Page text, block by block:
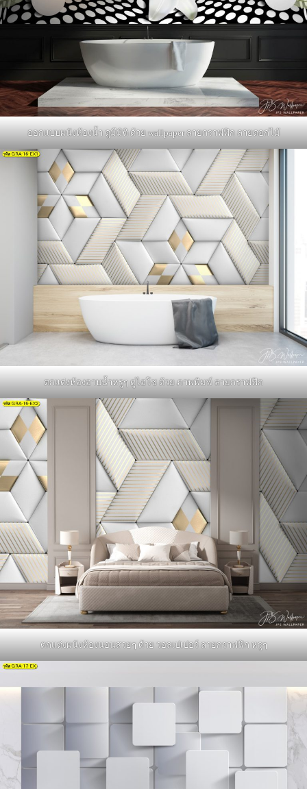
ออกแบบผนังห้องน้ำ ดูมีมิติ ด้วย wallpaper ลายกราฟฟิก ลายดอกไม้
ตกแต่งห้องอาบน้ำหรูๆ ดูไฮโซ ด้วย ภาพพิมพ์ ลายกราฟฟิก
ตกแต่งผนังห้องนอนสวยๆ ด้วย วอลเปเปอร์ ลายกราฟฟิก หรูๆ